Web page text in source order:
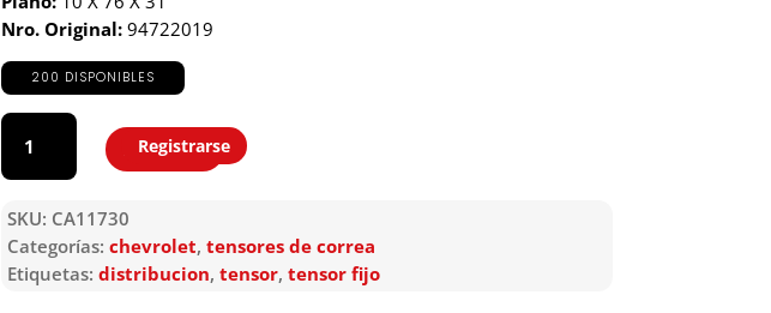
Nro. Original:94722019
200 DISPONIBLES
CA11730
cantidad
Agregar
Registrarse
SKU: CA11730
Categorías: chevrolet, tensores de correa
Etiquetas: distribucion, tensor, tensor fijo